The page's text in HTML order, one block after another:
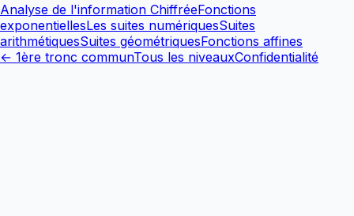
Analyse de l'information ChiffréeFonctions
exponentiellesLes suites numériquesSuites
arithmétiquesSuites géométriquesFonctions affines
← 1ère tronc communTous les niveauxConfidentialité